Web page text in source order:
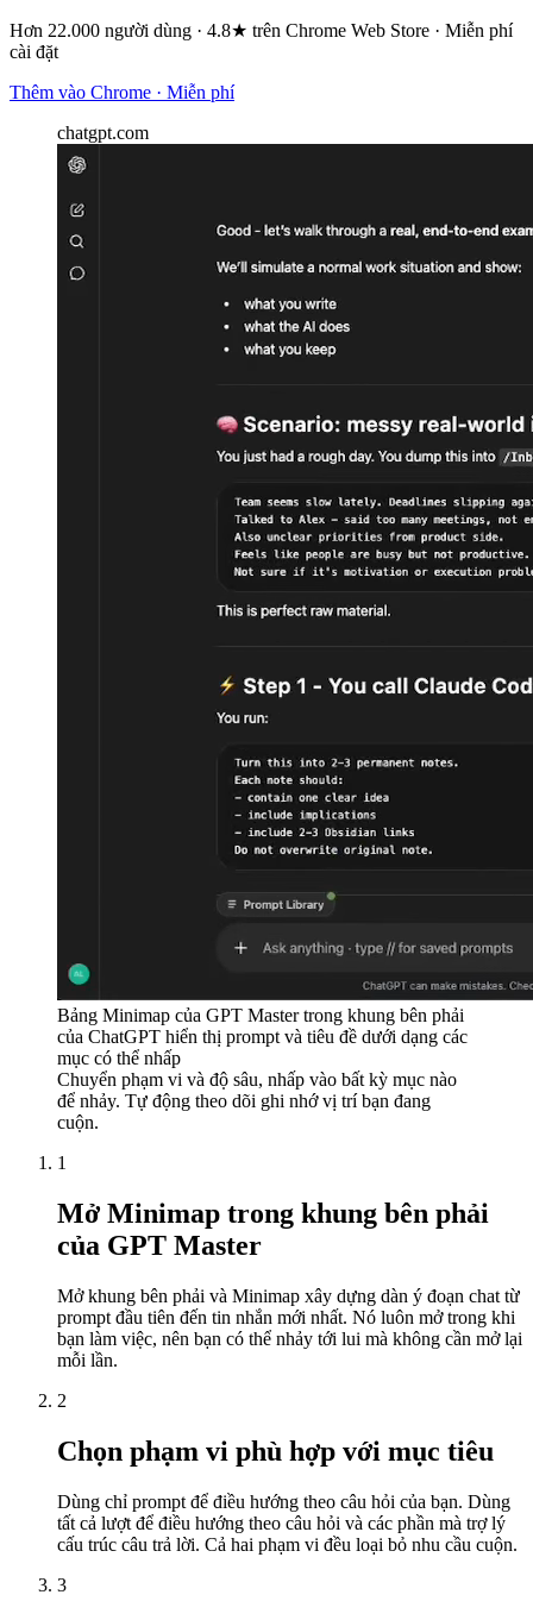
Hơn 22.000 người dùng · 4.8★ trên Chrome Web Store · Miễn phí
cài đặt
Thêm vào Chrome · Miễn phí
chatgpt.com
Bảng Minimap của GPT Master trong khung bên phải
của ChatGPT hiển thị prompt và tiêu đề dưới dạng các
mục có thể nhấp
Chuyển phạm vi và độ sâu, nhấp vào bất kỳ mục nào
để nhảy. Tự động theo dõi ghi nhớ vị trí bạn đang
cuộn.
1
Mở Minimap trong khung bên phải
của GPT Master
Mở khung bên phải và Minimap xây dựng dàn ý đoạn chat từ
prompt đầu tiên đến tin nhắn mới nhất. Nó luôn mở trong khi
bạn làm việc, nên bạn có thể nhảy tới lui mà không cần mở lại
mỗi lần.
2
Chọn phạm vi phù hợp với mục tiêu
Dùng chỉ prompt để điều hướng theo câu hỏi của bạn. Dùng
tất cả lượt để điều hướng theo câu hỏi và các phần mà trợ lý
cấu trúc câu trả lời. Cả hai phạm vi đều loại bỏ nhu cầu cuộn.
3